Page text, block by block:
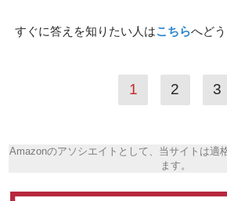
すぐに答えを知りたい人はこちらへどう
1 2 3
Amazonのアソシエイトとして、当サイトは適
ます。